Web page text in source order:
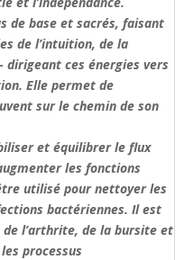
de base et sacrés, faisant
de l’intuition, de la
ces énergies vers
Elle permet de
sur le chemin de son
et équilibrer le flux
les fonctions
utilisé pour nettoyer les
bactériennes. Il est
l’arthrite, de la bursite et
processus